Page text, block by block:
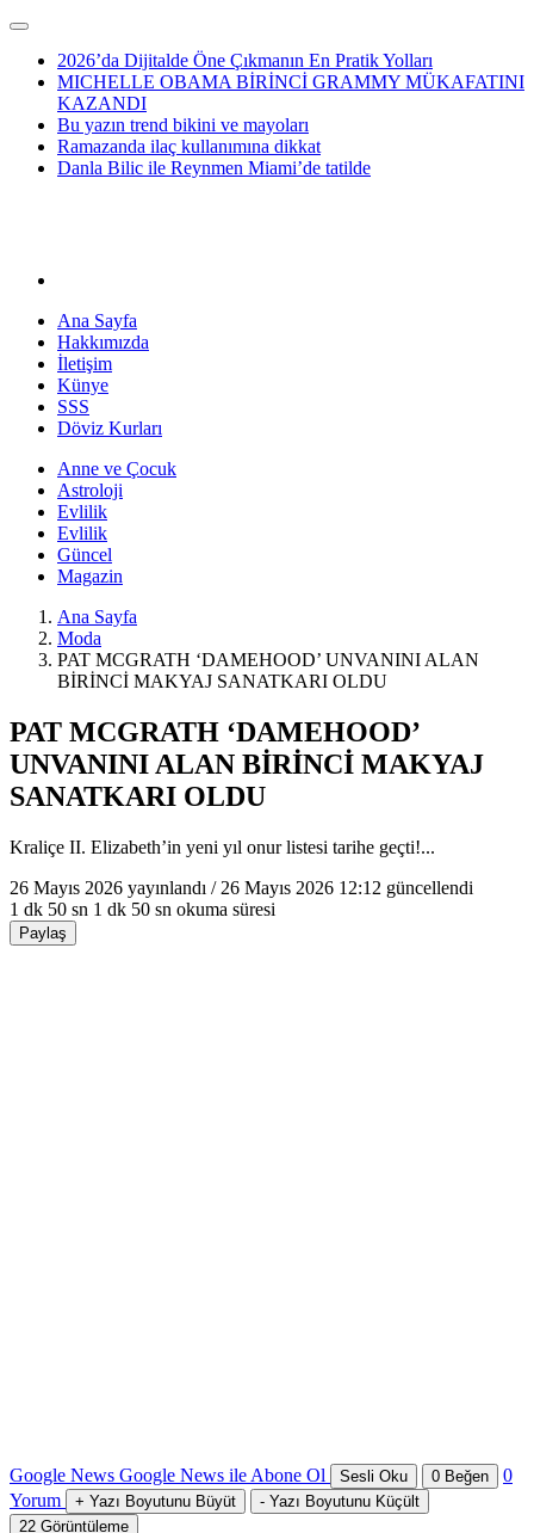
2026’da Dijitalde Öne Çıkmanın En Pratik Yolları
MICHELLE OBAMA BİRİNCİ GRAMMY MÜKAFATINI
KAZANDI
Bu yazın trend bikini ve mayoları
Ramazanda ilaç kullanımına dikkat
Danla Bilic ile Reynmen Miami’de tatilde
Ana Sayfa
Hakkımızda
İletişim
Künye
SSS
Döviz Kurları
Anne ve Çocuk
Astroloji
Evlilik
Evlilik
Güncel
Magazin
Ana Sayfa
Moda
PAT MCGRATH ‘DAMEHOOD’ UNVANINI ALAN
BİRİNCİ MAKYAJ SANATKARI OLDU
PAT MCGRATH ‘DAMEHOOD’
UNVANINI ALAN BİRİNCİ MAKYAJ
SANATKARI OLDU
Kraliçe II. Elizabeth’in yeni yıl onur listesi tarihe geçti!...
26 Mayıs 2026 yayınlandı / 26 Mayıs 2026 12:12 güncellendi
1 dk 50 sn 1 dk 50 sn okuma süresi
Paylaş
Google News Google News ile Abone Ol Sesli Oku 0 Beğen
0
Yorum
+ Yazı Boyutunu Büyüt - Yazı Boyutunu Küçült
22 Görüntüleme